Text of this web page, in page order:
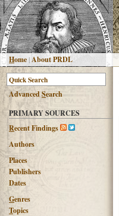
Home|About PRDL
AdvancedSearch
PRIMARY SOURCES
Recent Findings
Authors
Places
Publishers
Dates
Genres
Topics